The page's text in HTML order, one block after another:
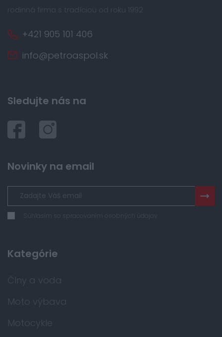
rodinná firma s tradíciou od roku 1992
+421 905 101 406
info@petroaspol.sk
Sledujte nás na
Novinky na email
Súhlasím so spracovaním osobných údajov
Kategórie
Člny a voda
Moto výbava
Motocykle